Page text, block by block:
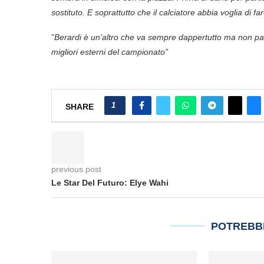
sostituto. E soprattutto che il calciatore abbia voglia di
”Berardi è un’altro che va sempre dappertutto ma non
migliori esterni del campionato”
SHARE 1
previous post
Le Star Del Futuro: Elye Wahi